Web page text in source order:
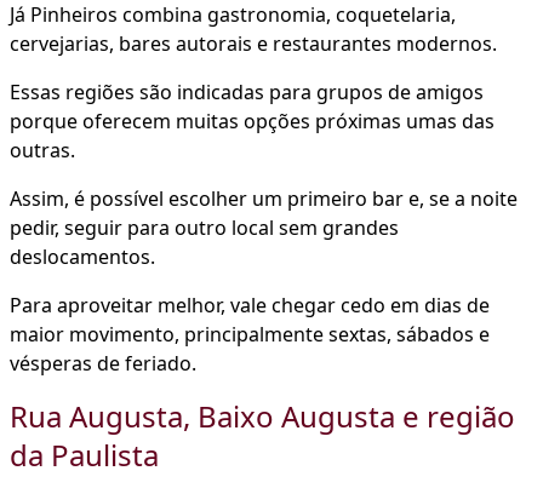
Já Pinheiros combina gastronomia, coquetelaria,
cervejarias, bares autorais e restaurantes modernos.
Essas regiões são indicadas para grupos de amigos
porque oferecem muitas opções próximas umas das
outras.
Assim, é possível escolher um primeiro bar e, se a noite
pedir, seguir para outro local sem grandes
deslocamentos.
Para aproveitar melhor, vale chegar cedo em dias de
maior movimento, principalmente sextas, sábados e
vésperas de feriado.
Rua Augusta, Baixo Augusta e região
da Paulista